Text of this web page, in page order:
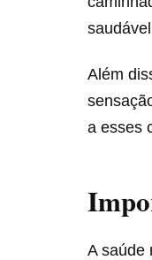
Além
a esses
A saúde